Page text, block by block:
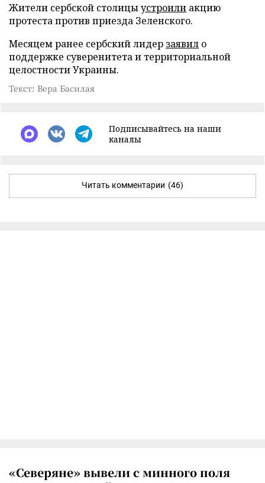
Жители сербской столицыустроили акцию
протеста против приезда Зеленского.
Месяцем ранее сербский лидер заявил о
поддержке суверенитета и территориальной
целостности Украины.
Текст: Вера Басилая
Подписывайтесь на наши
каналы
Читать комментарии (46)
«Северяне» вывели с минного поля